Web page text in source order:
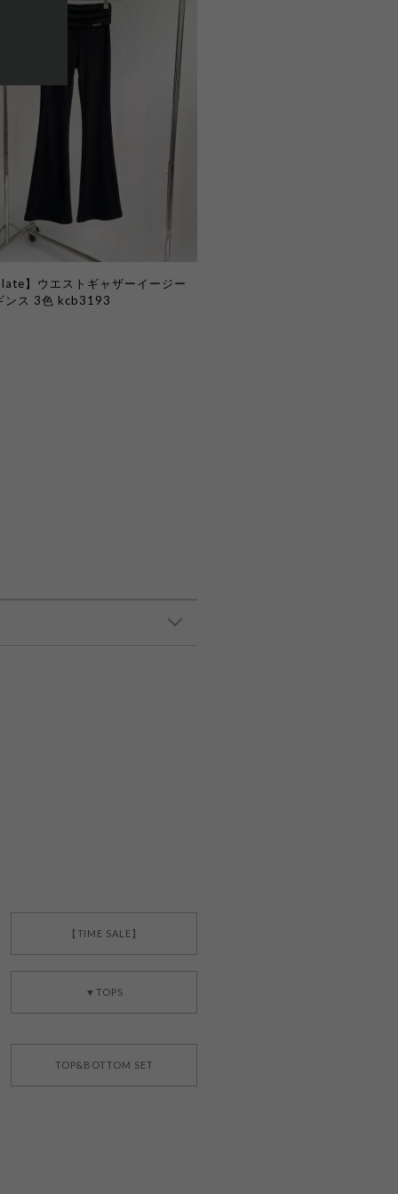
】ウエストギャザーイージー
ンス 3色 kcb3193
【TIME SALE】
▼TOPS
TOP&BOTTOM SET